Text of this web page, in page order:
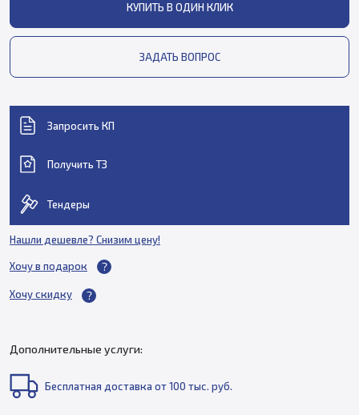
КУПИТЬ В ОДИН КЛИК
ЗАДАТЬ ВОПРОС
Запросить КП
Получить ТЗ
Тендеры
Нашли дешевле? Снизим цену!
Хочу в подарок
Хочу скидку
Дополнительные услуги:
Бесплатная доставка от 100 тыс. руб.